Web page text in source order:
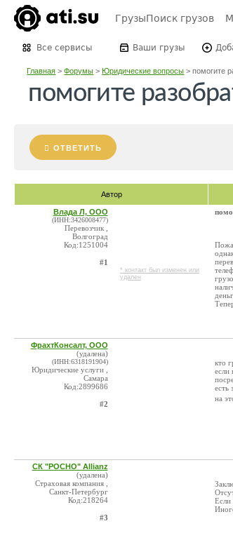
ГрузыПоиск грузов
Все сервисы Ваши грузы
Главная >Форумы >Юридические вопросы >помогите
помогите
ОТВЕТИТЬ
Автор
Влада Л, ООО
(ИНН:3426008477)
Перевозчик ,
Волгоград
Код:1251004
#1
* контакт был изменен или
удален
ФрахтКонсалт, ООО
(удалена)
(ИНН:6318191904)
Юридические услуги ,
Самара
Код:2899686
#2
кто
если
есть
на
СК "РОСНО" Allianz
(удалена)
Страховая компания ,
Санкт-Петербург
Код:218264
#3
Если